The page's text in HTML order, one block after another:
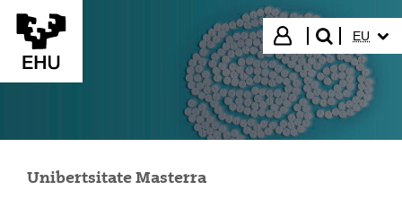
Eduki nagusira joan
Hasi saioa
bilatu"
EU
Unibertsitate Masterra